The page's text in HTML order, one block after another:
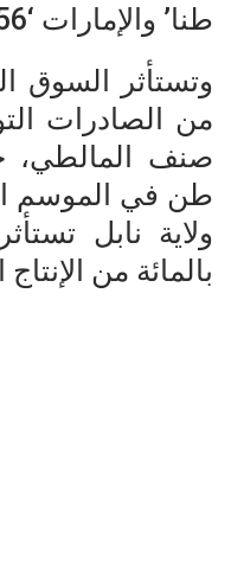
طنا’ والإمارات ‘156 طنا’.
وتستأثر السوق
من الصادرات
طن في الموسم
بالمائة من